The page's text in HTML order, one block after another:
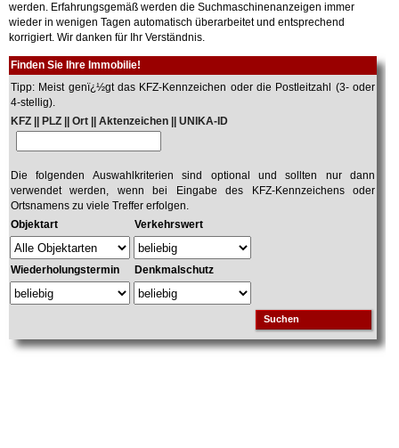
werden. Erfahrungsgemäß werden die Suchmaschinenanzeigen immer
wieder in wenigen Tagen automatisch überarbeitet und entsprechend
korrigiert. Wir danken für Ihr Verständnis.
Finden Sie Ihre Immobilie!
Tipp: Meist genï¿½gt das KFZ-Kennzeichen oder die Postleitzahl (3- oder
4-stellig).
KFZ || PLZ || Ort || Aktenzeichen || UNIKA-ID
Die folgenden Auswahlkriterien sind optional und sollten nur dann
verwendet werden, wenn bei Eingabe des KFZ-Kennzeichens oder
Ortsnamens zu viele Treffer erfolgen.
Objektart
Verkehrswert
Wiederholungstermin Denkmalschutz
Suchen